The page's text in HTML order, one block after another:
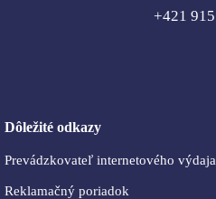
+421
Dôležité odkazy
Prevádzkovateľ internetového výdaja
Reklamačný poriadok